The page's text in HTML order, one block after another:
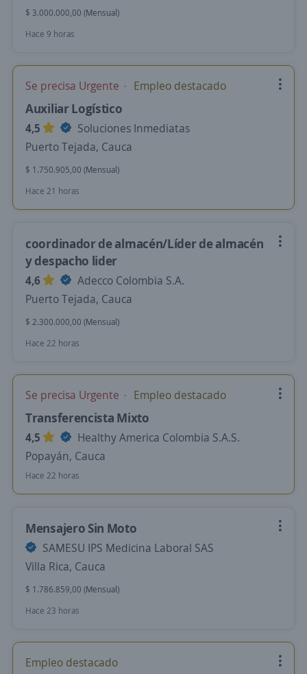
$ 3.000.000,00 (Mensual)
Hace 9 horas
Se precisa Urgente Empleo destacado
Auxiliar Logístico
4,5
Soluciones Inmediatas
Puerto Tejada, Cauca
$ 1.750.905,00 (Mensual)
Hace 21 horas
coordinador de almacén/Líder de almacén
y despacho lider
4,6
Adecco Colombia S.A.
Puerto Tejada, Cauca
$ 2.300.000,00 (Mensual)
Hace 22 horas
Se precisa Urgente Empleo destacado
Transferencista Mixto
4,5
Healthy America Colombia S.A.S.
Popayán, Cauca
Hace 22 horas
Mensajero Sin Moto
SAMESU IPS Medicina Laboral SAS
Villa Rica, Cauca
$ 1.786.859,00 (Mensual)
Hace 23 horas
Empleo destacado